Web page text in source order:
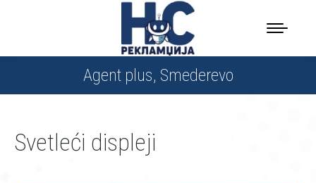
Agent plus, Smederevo
Svetleći displeji